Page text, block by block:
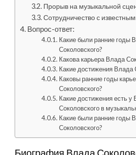
Прорыв на музыкальной
Сотрудничество с
Вопрос-ответ:
Какие были ранние годы
Соколовского?
Какова карьера Влада
Какие достижения Влада
Каковы ранние годы
Соколовского?
Какие достижения есть у
Соколовского в
Какие были ранние годы
Соколовского?
Биография Влада